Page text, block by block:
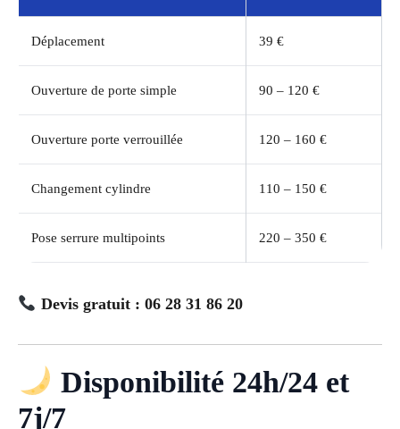
Déplacement 39 €
Ouverture de porte simple 90 – 120 €
Ouverture porte verrouillée 120 – 160 €
Changement cylindre 110 – 150 €
Pose serrure multipoints 220 – 350 €
Devis gratuit : 06 28 31 86 20
Disponibilité 24h/24 et
7j/7